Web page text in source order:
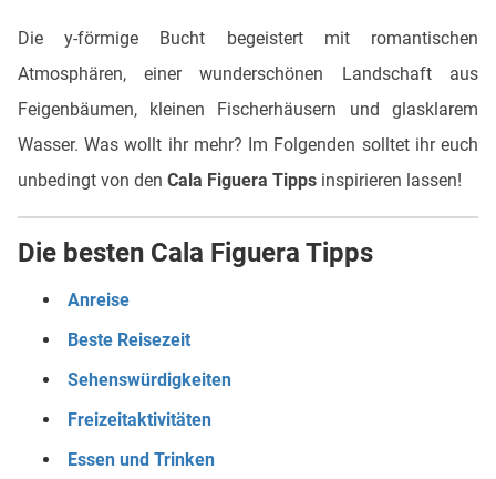
Die y-förmige Bucht begeistert mit romantischen
Atmosphären, einer wunderschönen Landschaft aus
Feigenbäumen, kleinen Fischerhäusern und glasklarem
Wasser. Was wollt ihr mehr? Im Folgenden solltet ihr euch
unbedingt von den Cala Figuera Tipps inspirieren lassen!
Die besten Cala Figuera Tipps
Anreise
Beste Reisezeit
Sehenswürdigkeiten
Freizeitaktivitäten
Essen und Trinken